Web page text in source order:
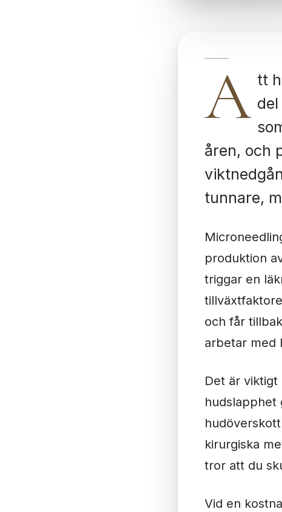
A tt
åren, och
tunnare,
produktion
triggar en
och får
arbetar med
Det är
hudslapphet
kirurgiska
tror att du
Vid en